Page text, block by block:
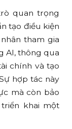
quan trọng
tạo điều kiện
tham gia
AI, thông qua
chính và tạo
hợp tác này
mà còn bảo
khai một